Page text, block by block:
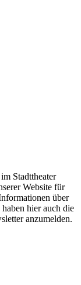
Stadttheater
Website für
über
hier auch die
anzumelden.